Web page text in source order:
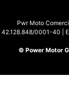
Pwr Moto
42.128.848/0001-40 |
© Power Motor